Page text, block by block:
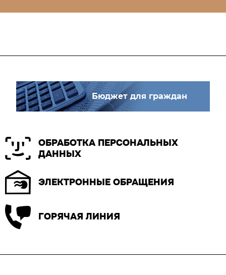
Бюджет для граждан
ОБРАБОТКА ПЕРСОНАЛЬНЫХ
ДАННЫХ
ЭЛЕКТРОННЫЕ ОБРАЩЕНИЯ
ГОРЯЧАЯ ЛИНИЯ